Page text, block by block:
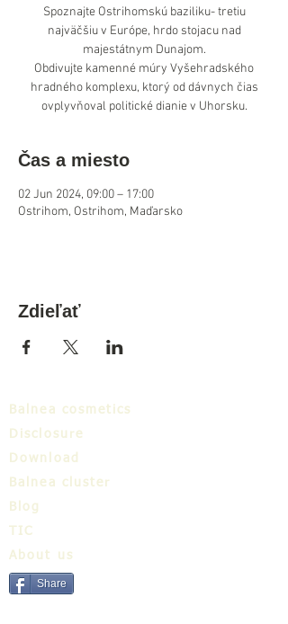
Spoznajte Ostrihomskú baziliku- tretiu
najväčšiu v Európe, hrdo stojacu nad
majestátnym Dunajom.
Obdivujte kamenné múry Vyšehradského
hradného komplexu, ktorý od dávnych čias
ovplyvňoval politické dianie v Uhorsku.
Čas a miesto
02 Jun 2024, 09:00 – 17:00
Ostrihom, Ostrihom, Maďarsko
Zdieľať
Balnea cosmetics
Disclosure
Download
Balnea cluster
Blog
TIC
About us
Share